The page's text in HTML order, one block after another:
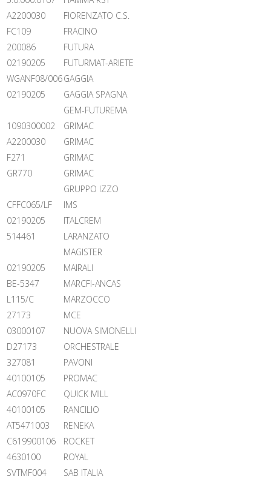
A2200030
FIORENZATO C.S.
FC109
FRACINO
200086
FUTURA
02190205
FUTURMAT-ARIETE
WGANF08/006GAGGIA
02190205
GAGGIA SPAGNA
GEM-FUTUREMA
1090300002
GRIMAC
A2200030
GRIMAC
F271
GRIMAC
GR770
GRIMAC
GRUPPO IZZO
CFFC065/LF
IMS
02190205
ITALCREM
514461
LARANZATO
MAGISTER
02190205
MAIRALI
BE-5347
MARCFI-ANCAS
L115/C
MARZOCCO
27173
MCE
03000107
NUOVA SIMONELLI
D27173
ORCHESTRALE
327081
PAVONI
40100105
PROMAC
AC0970FC
QUICK MILL
40100105
RANCILIO
AT5471003
RENEKA
C619900106
ROCKET
4630100
ROYAL
SVTMF004
SAB ITALIA